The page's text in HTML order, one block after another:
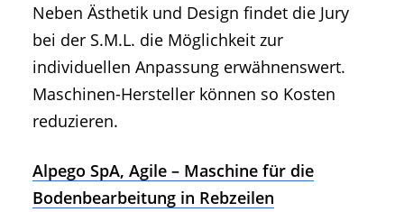
Neben Ästhetik und Design findet die Jury
bei der S.M.L. die Möglichkeit zur
individuellen Anpassung erwähnenswert.
Maschinen-Hersteller können so Kosten
reduzieren.
Alpego SpA, Agile – Maschine für die
Bodenbearbeitung in Rebzeilen